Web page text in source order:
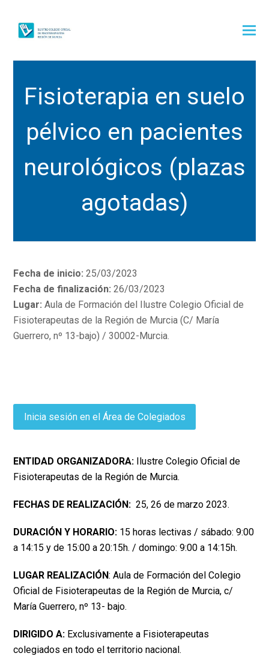
Fisioterapia en suelo
pélvico en pacientes
neurológicos (plazas
agotadas)
Fecha de inicio: 25/03/2023
Fecha de finalización: 26/03/2023
Lugar: Aula de Formación del Ilustre Colegio Oficial de
Fisioterapeutas de la Región de Murcia (C/ María
Guerrero, nº 13-bajo) / 30002-Murcia.
Inicia sesión en el Área de Colegiados
ENTIDAD ORGANIZADORA: Ilustre Colegio Oficial de
Fisioterapeutas de la Región de Murcia.
FECHAS DE REALIZACIÓN: 25, 26 de marzo 2023.
DURACIÓN Y HORARIO: 15 horas lectivas / sábado: 9:00
a 14:15 y de 15:00 a 20:15h. / domingo: 9:00 a 14:15h.
LUGAR REALIZACIÓN: Aula de Formación del Colegio
Oficial de Fisioterapeutas de la Región de Murcia, c/
María Guerrero, nº 13- bajo.
DIRIGIDO A: Exclusivamente a Fisioterapeutas
colegiados en todo el territorio nacional.